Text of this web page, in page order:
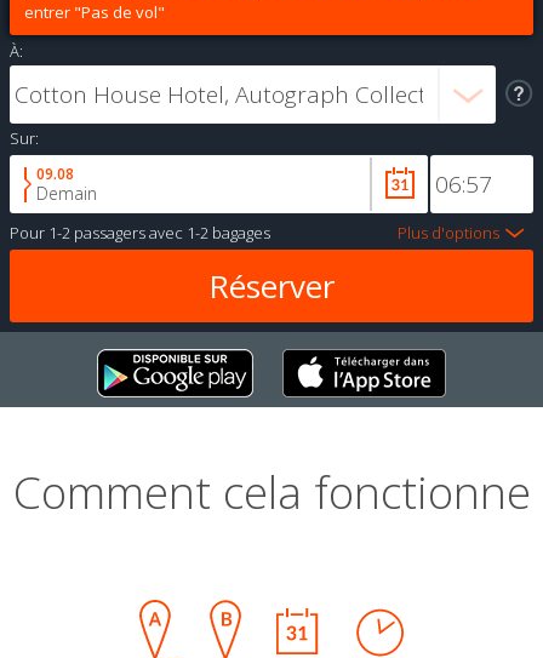
entrer "Pas de vol"
À:
Sur:
09.08
Demain
Pour 1-2 passagersavec 1-2 bagages Plus d'options
Comment cela fonctionne